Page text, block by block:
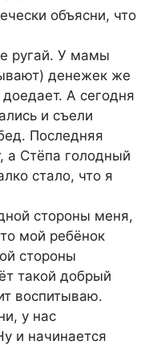
объясни, что
ругай. У мамы
денежек же
А сегодня
и съели
Последняя
а Стёпа голодный
стало, что я
стороны меня,
мой ребёнок
стороны
такой добрый
воспитываю.
у нас
и начинается